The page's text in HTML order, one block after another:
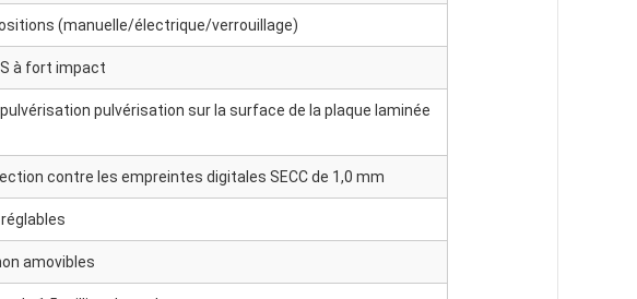
(manuelle/électrique/verrouillage)
à fort impact
pulvérisation pulvérisation sur la surface de la plaque laminée
contre les empreintes digitales SECC de 1,0 mm
amovibles